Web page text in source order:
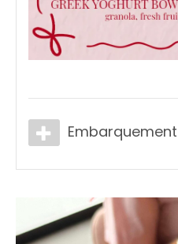
Embarquement